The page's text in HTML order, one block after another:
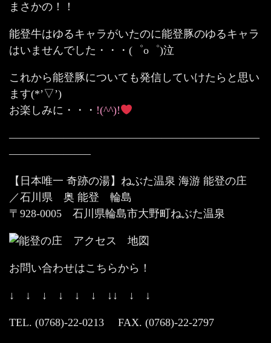
まさかの！！
能登牛はゆるキャラがいたのに能登豚のゆるキャラ
はいませんでした・・・(゜o゜)泣
これから能登豚についても発信していけたらと思い
ます(*’▽’)
お楽しみに・・・ !(^^)!
———————————————————————
———————–
【日本唯一 奇跡の湯】ねぶた温泉 海游 能登の庄
／石川県 奥 能登 輪島
〒928-0005 石川県輪島市大野町ねぶた温泉
お問い合わせはこちらから！
↓ ↓ ↓ ↓ ↓ ↓ ↓↓ ↓ ↓
TEL. (0768)-22-0213 FAX. (0768)-22-2797